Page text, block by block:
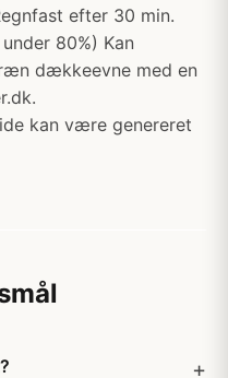
efter 30 min.
80%) Kan
dækkeevne med en
kan være genereret